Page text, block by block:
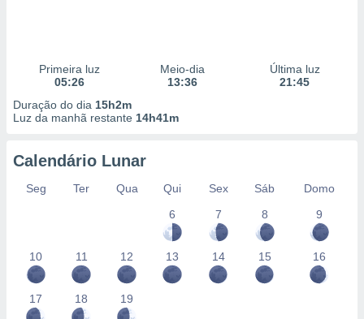
Primeira luz
05:26
Meio-dia
13:36
Última luz
21:45
Duração do dia 15h2m
Luz da manhã restante 14h41m
Calendário Lunar
Seg Ter Qua Qui Sex Sáb
Domo
6
7 8 9
10 11 12 13 14 15 16
17 18 19